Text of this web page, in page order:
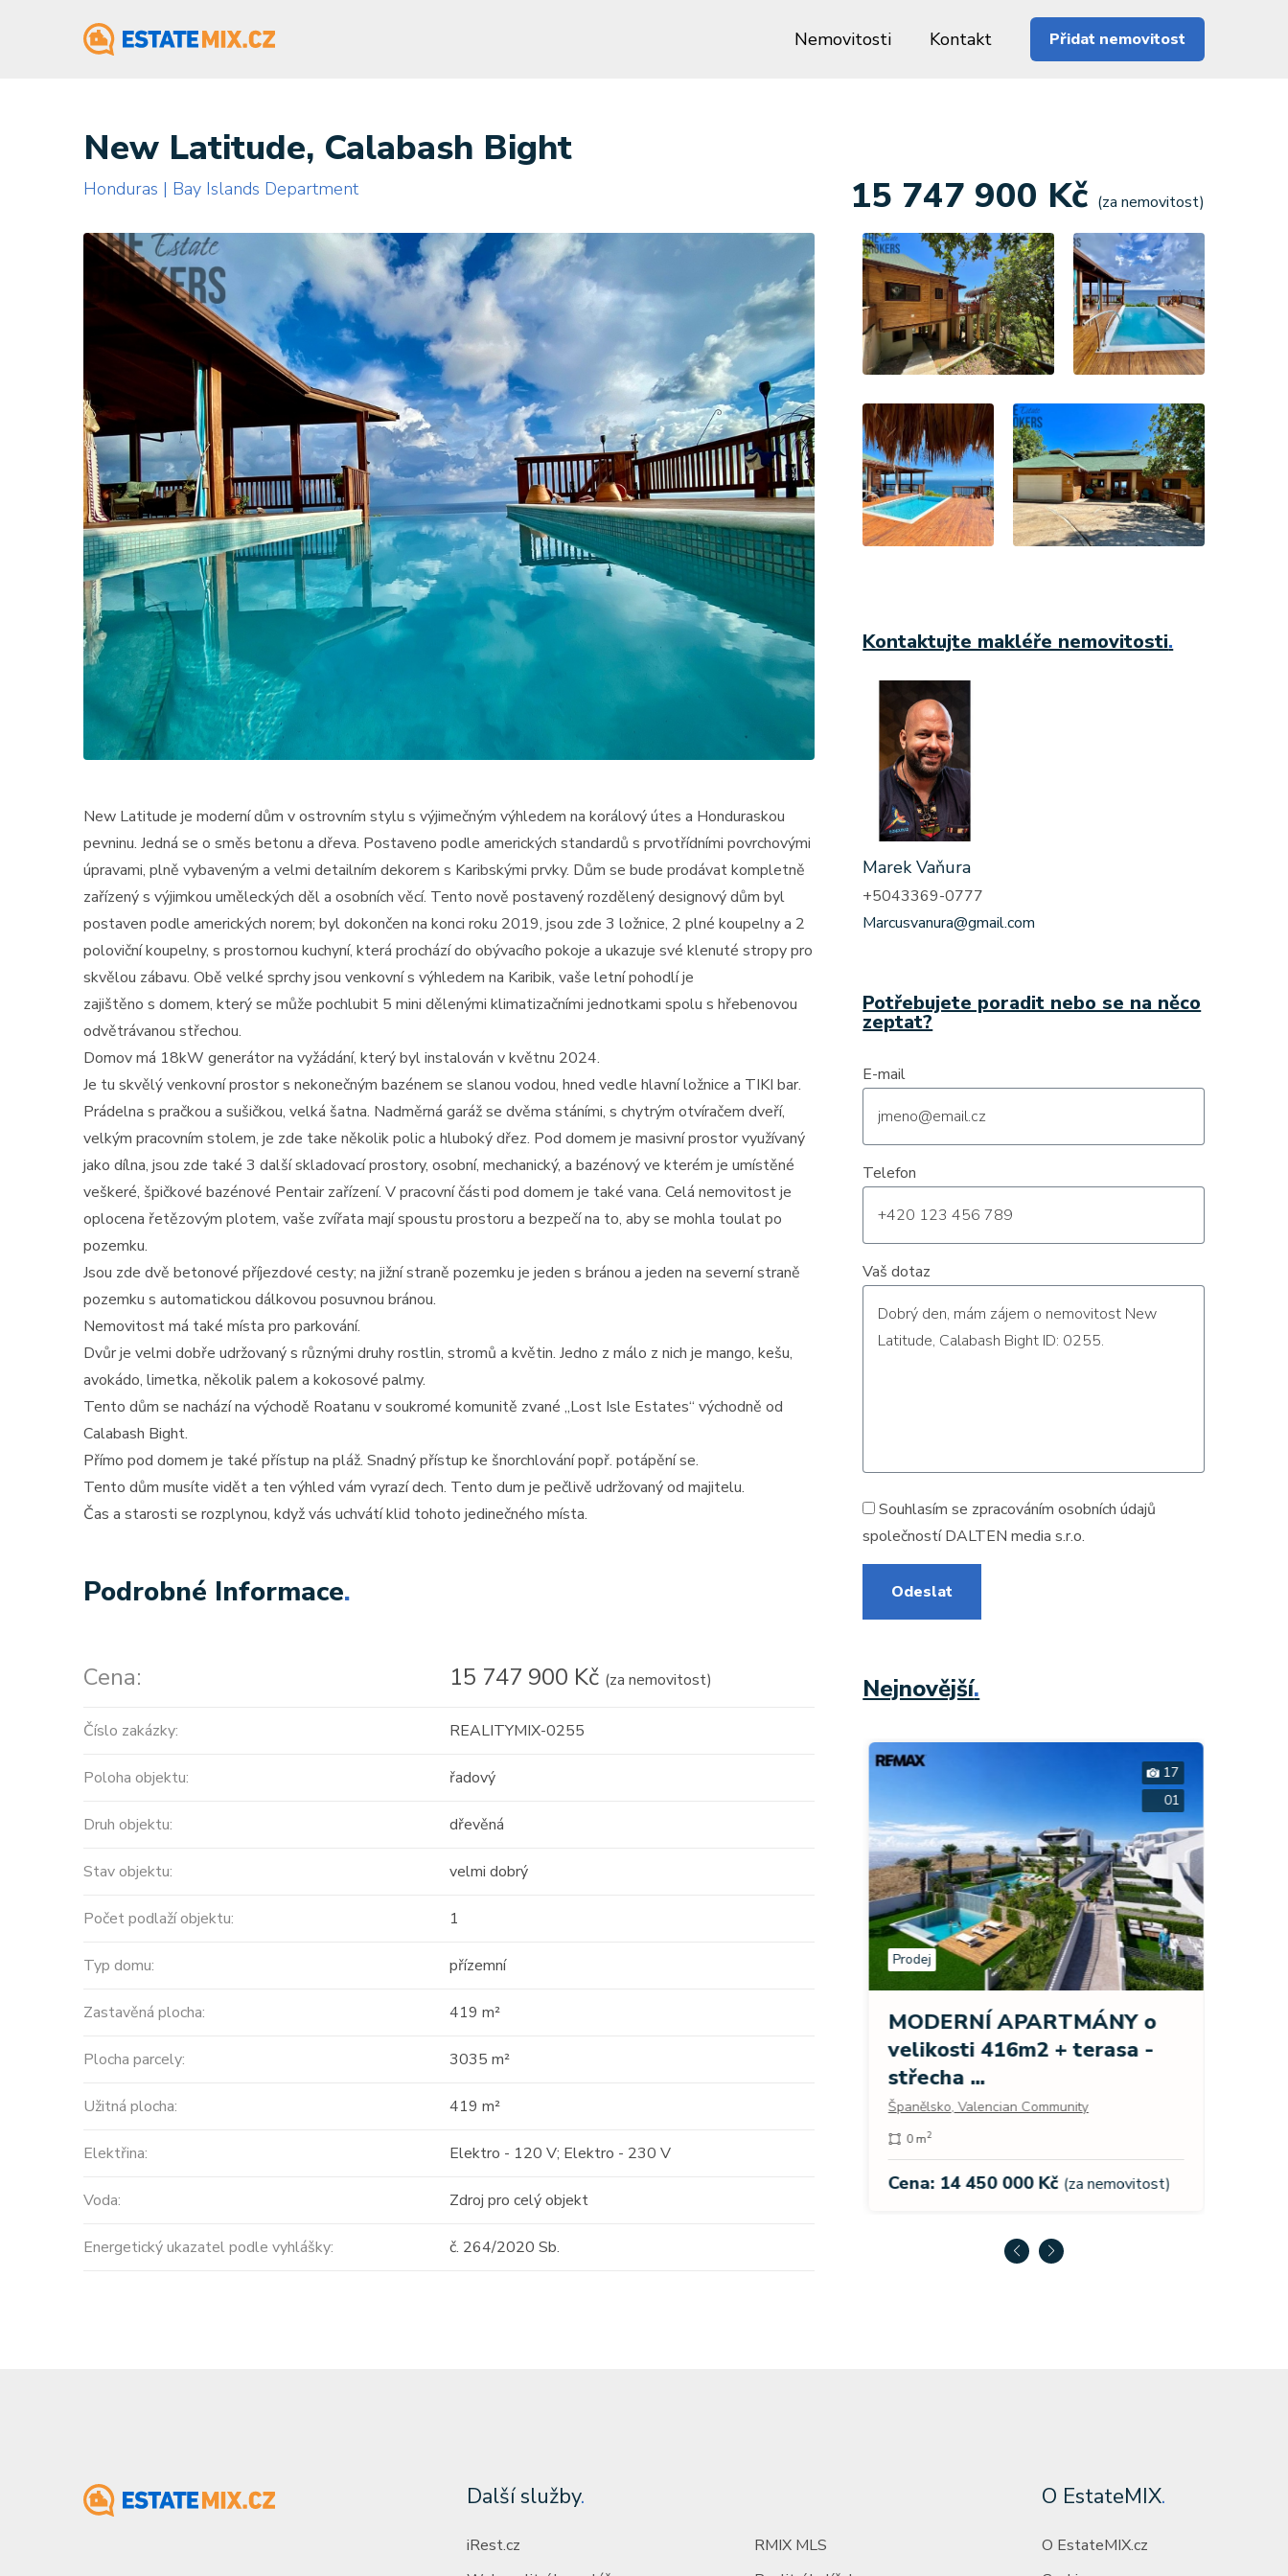
Nemovitosti Kontakt Přidat nemovitost
New Latitude, Calabash Bight
Honduras | Bay Islands Department 15 747 900 Kč (za nemovitost)
New Latitude je moderní dům v ostrovním stylu s výjimečným výhledem na korálový útes a Honduraskou
pevninu. Jedná se o směs betonu a dřeva. Postaveno podle amerických standardů s prvotřídními povrchovými
úpravami, plně vybaveným a velmi detailním dekorem s Karibskými prvky. Dům se bude prodávat kompletně
zařízený s výjimkou uměleckých děl a osobních věcí. Tento nově postavený rozdělený designový dům byl
postaven podle amerických norem; byl dokončen na konci roku 2019, jsou zde 3 ložnice, 2 plné koupelny a 2
poloviční koupelny, s prostornou kuchyní, která prochází do obývacího pokoje a ukazuje své klenuté stropy pro
skvělou zábavu. Obě velké sprchy jsou venkovní s výhledem na Karibik, vaše letní pohodlí je
zajištěno s domem, který se může pochlubit 5 mini dělenými klimatizačními jednotkami spolu s hřebenovou
odvětrávanou střechou.
Domov má 18kW generátor na vyžádání, který byl instalován v květnu 2024.
Je tu skvělý venkovní prostor s nekonečným bazénem se slanou vodou, hned vedle hlavní ložnice a TIKI bar.
Prádelna s pračkou a sušičkou, velká šatna. Nadměrná garáž se dvěma stáními, s chytrým otvíračem dveří,
velkým pracovním stolem, je zde take několik polic a hluboký dřez. Pod domem je masivní prostor využívaný
jako dílna, jsou zde také 3 další skladovací prostory, osobní, mechanický, a bazénový ve kterém je umístěné
veškeré, špičkové bazénové Pentair zařízení. V pracovní části pod domem je také vana. Celá nemovitost je
oplocena řetězovým plotem, vaše zvířata mají spoustu prostoru a bezpečí na to, aby se mohla toulat po
pozemku.
Jsou zde dvě betonové příjezdové cesty; na jižní straně pozemku je jeden s bránou a jeden na severní straně
pozemku s automatickou dálkovou posuvnou bránou.
Nemovitost má také místa pro parkování.
Dvůr je velmi dobře udržovaný s různými druhy rostlin, stromů a květin. Jedno z málo z nich je mango, kešu,
avokádo, limetka, několik palem a kokosové palmy.
Tento dům se nachází na východě Roatanu v soukromé komunitě zvané „Lost Isle Estates“ východně od
Calabash Bight.
Přímo pod domem je také přístup na pláž. Snadný přístup ke šnorchlování popř. potápění se.
Tento dům musíte vidět a ten výhled vám vyrazí dech. Tento dum je pečlivě udržovaný od majitelu.
Čas a starosti se rozplynou, když vás uchvátí klid tohoto jedinečného místa.
Podrobné Informace.
Cena: 15 747 900 Kč (za nemovitost)
Číslo zakázky: REALITYMIX-0255
Poloha objektu: řadový
Druh objektu: dřevěná
Stav objektu: velmi dobrý
Počet podlaží objektu: 1
Typ domu: přízemní
Zastavěná plocha: 419 m²
Plocha parcely: 3035 m²
Užitná plocha: 419 m²
Elektřina: Elektro - 120 V; Elektro - 230 V
Voda: Zdroj pro celý objekt
Energetický ukazatel podle vyhlášky: č. 264/2020 Sb.
Kontaktujte makléře nemovitosti.
Marek Vaňura
+5043369-0777
Marcusvanura@gmail.com
Potřebujete poradit nebo se na něco
zeptat?
E-mail
Telefon
Vaš dotaz
Souhlasím se zpracovánímosobních údajů
společností DALTEN media s.r.o.
Odeslat
Nejnovější.
34
Výjimečný, samostatný dům
Chorvatsko, Záhřeb
17
01
Prodej
MODERNÍ APARTMÁNY o
velikosti 416m2 + terasa -
střecha ...
Španělsko, Valencian Community
0 m2
Cena: 14 450 000 Kč (za nemovitost)
Další služby.
iRest.cz
RMIX MLS
O EstateMIX.
O EstateMIX.cz